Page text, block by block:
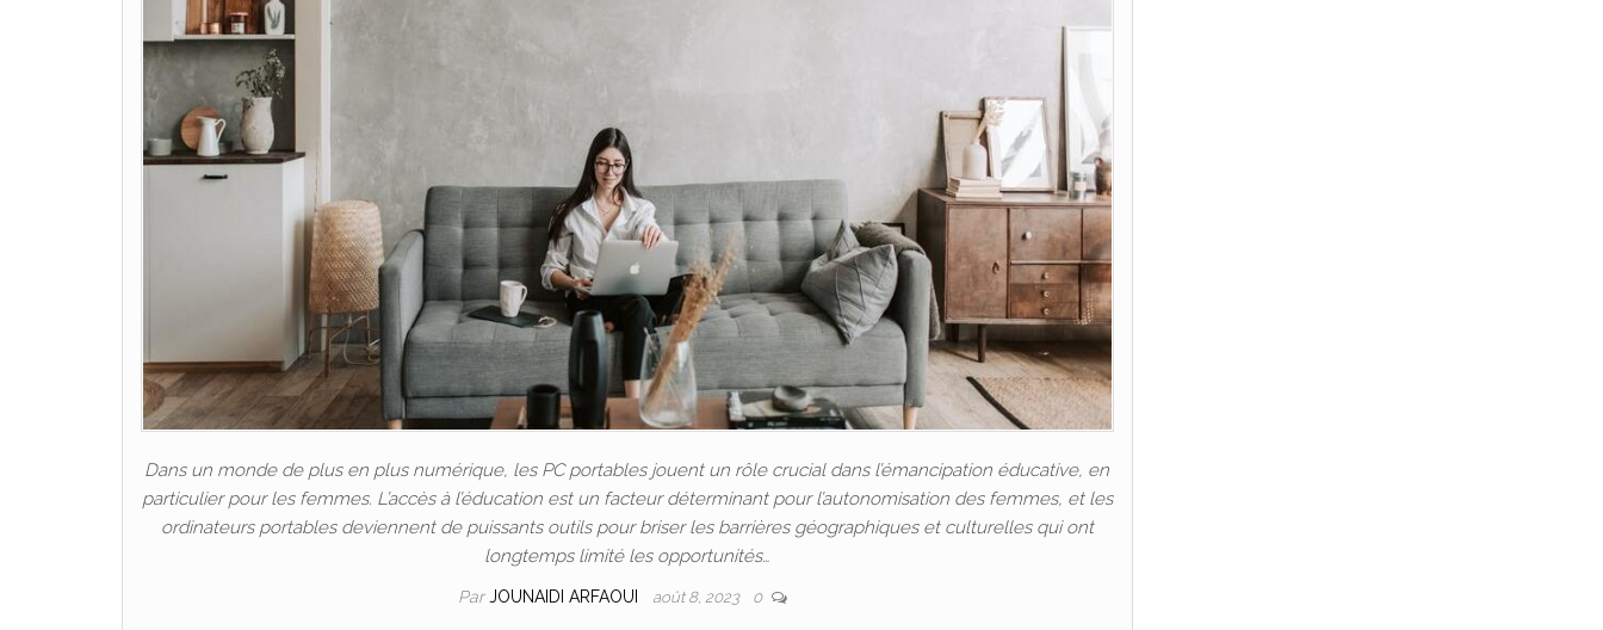
Dans un monde de plus en plus numérique, les PC portables jouent un rôle crucial dans l’émancipation éducative, en
particulier pour les femmes. L’accès à l’éducation est un facteur déterminant pour l’autonomisation des femmes, et les
ordinateurs portables deviennent de puissants outils pour briser les barrières géographiques et culturelles qui ont
longtemps limité les opportunités…
ParJOUNAIDI ARFAOUI août 8, 2023 0